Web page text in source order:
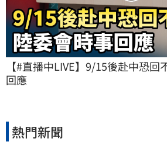
【#直播中LIVE】9/15後赴中恐
回應
熱門新聞